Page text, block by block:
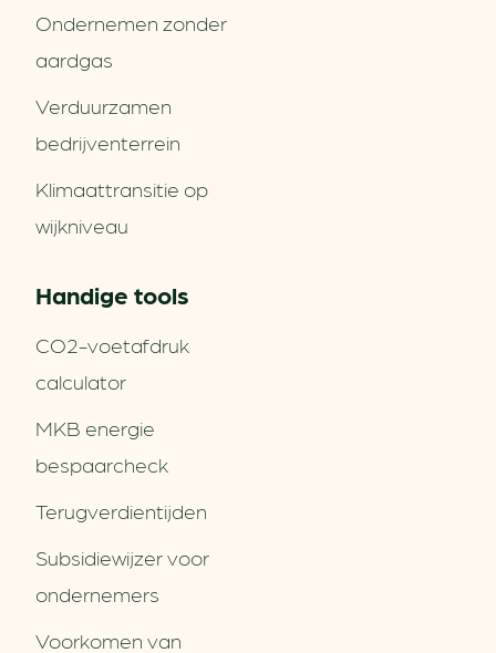
Ondernemen zonder
aardgas
Verduurzamen
bedrijventerrein
Klimaattransitie op
wijkniveau
Handige tools
CO2-voetafdruk
calculator
MKB energie
bespaarcheck
Terugverdien­tijden
Subsidiewijzer voor
ondernemers
Voorkomen van